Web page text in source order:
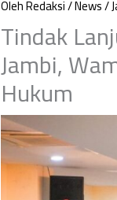
OlehRedaksi/News/
Tindak
Jambi,
Hukum